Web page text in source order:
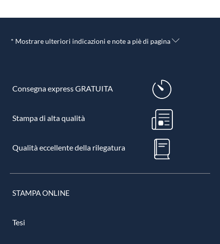
* Mostrare ulteriori indicazioni e note a piè di pagina
Consegna express GRATUITA
Stampa di alta qualità
Qualità eccellente della rilegatura
STAMPA ONLINE
Tesi